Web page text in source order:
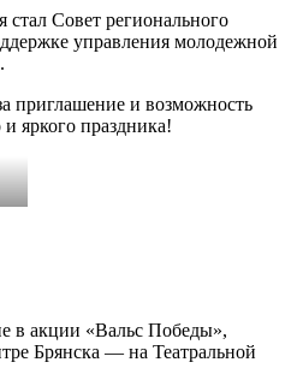
Совет регионального
управления молодежной
приглашение и возможность
и яркого праздника!
в акции «Вальс Победы»,
Брянска — на Театральной